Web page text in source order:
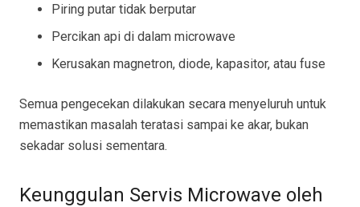
Piring putar tidak berputar
Percikan api di dalam microwave
Kerusakan magnetron, diode, kapasitor, atau fuse
Semua pengecekan dilakukan secara menyeluruh untuk
memastikan masalah teratasi sampai ke akar, bukan
sekadar solusi sementara.
Keunggulan Servis Microwave oleh